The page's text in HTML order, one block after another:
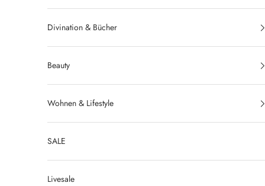
Divination & Bücher
Beauty
Wohnen & Lifestyle
SALE
Livesale